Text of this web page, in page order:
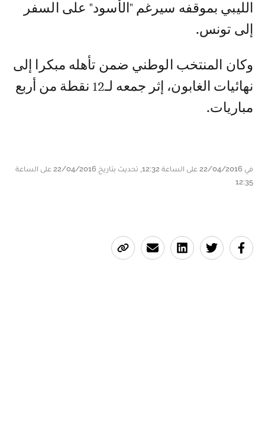
الليبي بموقفه سيرغم "الأسود" على السفر
إلى تونس.
وكان المنتخب الوطني ضمن تأهله مبكرا إلى
نهائيات الغابون، إثر جمعه لـ12 نقطة من أربع
مباريات.
في 22/04/2016 على الساعة 12:32, تحديث بتاريخ 22/04/2016 على الساعة
12:35